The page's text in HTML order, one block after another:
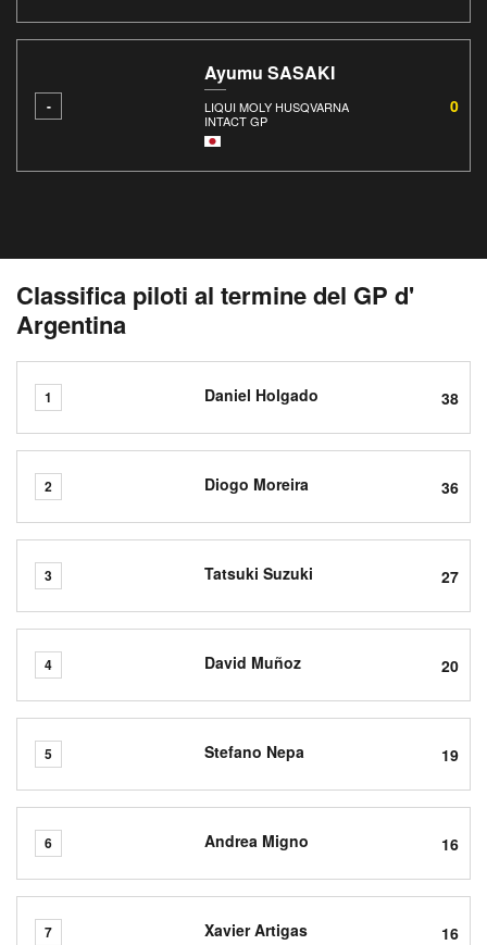
-
Ayumu SASAKI
LIQUI MOLY HUSQVARNA
INTACT GP
0
Classifica piloti al termine del GP d'
Argentina
1 Daniel Holgado 38
2 Diogo Moreira 36
3 Tatsuki Suzuki 27
4 David Muñoz 20
5 Stefano Nepa 19
6 Andrea Migno 16
7 Xavier Artigas 16